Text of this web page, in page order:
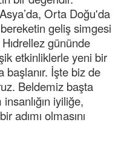
Orta Doğu'da
geliş simgesi
gününde
etkinliklerle yeni bir
başlanır. İşte biz de
Beldemiz başta
iyiliğe,
adımı olmasını